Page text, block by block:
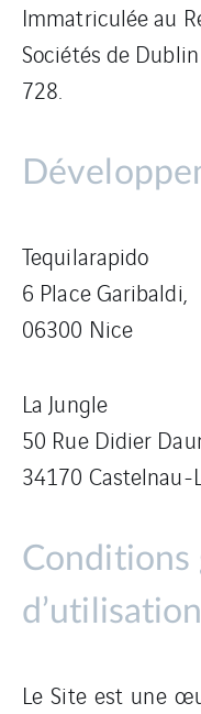
Immatriculée au
Sociétés de
728.
Tequilarapido
6 Place Garibaldi,
06300 Nice
La Jungle
50 Rue Didier
34170 Castelnau-
Conditions
d’utilisation
Le Site est une